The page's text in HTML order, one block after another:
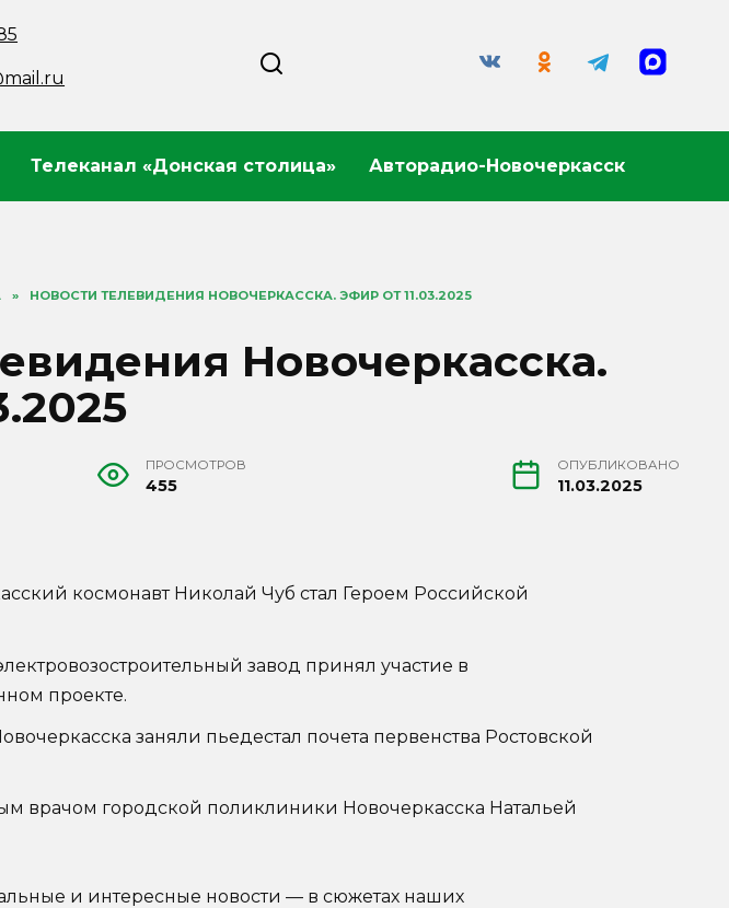
Телеканал «Донская столица» Авторадио-Новочеркасск
» НОВОСТИ ТЕЛЕВИДЕНИЯ НОВОЧЕРКАССКА. ЭФИР ОТ 11.03.2025
Новочеркасска.
ПРОСМОТРОВ
455
ОПУБЛИКОВАНО
11.03.2025
космонавт Николай Чуб стал Героем Российской
завод принял участие в
проекте.
заняли пьедестал почета первенства Ростовской
врачом городской поликлиники Новочеркасска Натальей
и интересные новости — в сюжетах наших